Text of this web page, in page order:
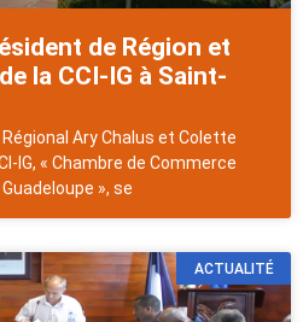
de Région et
la CCI-IG à Saint-
Ary Chalus et Colette
IG, « Chambre de Commerce
», se
ACTUALITÉ